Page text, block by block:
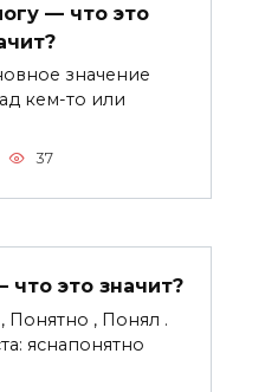
— что это
значение
кем-то или
37
это значит?
Понятно , Понял .
яснапонятно